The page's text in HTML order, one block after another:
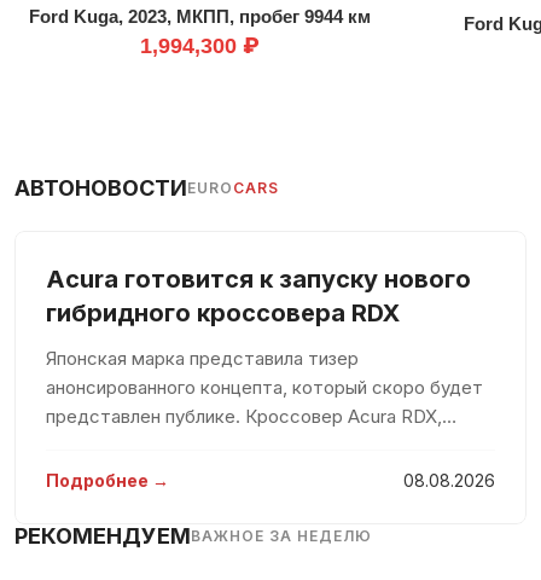
Иммобилайзер
Комплект громкой связи
Контроль давления в шинах
Контроль полосы движения
В машине не курили
Мультируль
Опора для поясницы
Ford Kuga, 2023, МКПП, пробег 9944 км
1,994,300 ₽
Ford
АВТОНОВОСТИEURO CARS
Acura готовится к запуску нового
гибридного кроссовера RDX
Японская марка представила тизер
анонсированного концепта, который скоро будет
представлен публике. Кроссовер Acura RDX,
американский рынок, был выпущен в 2006 году.
2013
Подробнее → 08.08.2026
РЕКОМЕНДУЕМВАЖНОЕ ЗА НЕДЕЛЮ